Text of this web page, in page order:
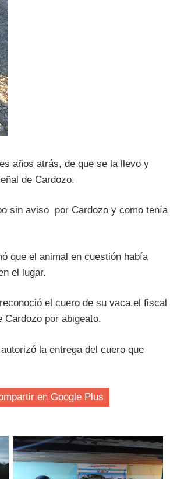
años atrás, de que se la llevo y
de Cardozo.
sin aviso por Cardozo y como tenía
que el animal en cuestión había
el lugar.
el cuero de su vaca,el fiscal
por abigeato.
la entrega del cuero que
en Google Plus